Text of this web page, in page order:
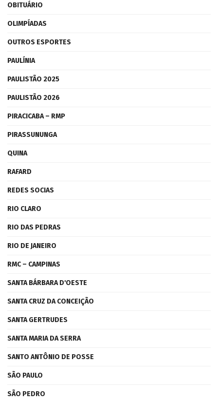
OBITUÁRIO
OLIMPÍADAS
OUTROS ESPORTES
PAULÍNIA
PAULISTÃO 2025
PAULISTÃO 2026
PIRACICABA – RMP
PIRASSUNUNGA
QUINA
RAFARD
REDES SOCIAS
RIO CLARO
RIO DAS PEDRAS
RIO DE JANEIRO
RMC – CAMPINAS
SANTA BÁRBARA D'OESTE
SANTA CRUZ DA CONCEIÇÃO
SANTA GERTRUDES
SANTA MARIA DA SERRA
SANTO ANTÔNIO DE POSSE
SÃO PAULO
SÃO PEDRO